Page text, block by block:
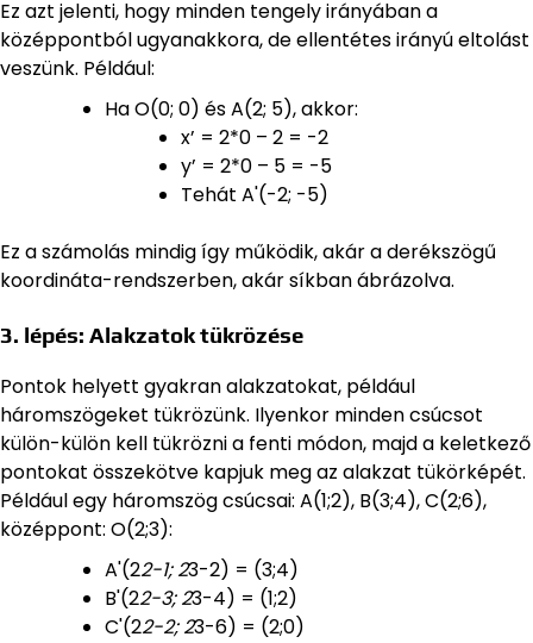
Ez azt jelenti, hogy minden tengely irányában a
középpontból ugyanakkora, de ellentétes irányú eltolást
veszünk. Például:
Ha O(0; 0) és A(2; 5), akkor:
x’ = 2*0 – 2 = -2
y’ = 2*0 – 5 = -5
Tehát A'(-2; -5)
Ez a számolás mindig így működik, akár a derékszögű
koordináta-rendszerben, akár síkban ábrázolva.
3. lépés: Alakzatok tükrözése
Pontok helyett gyakran alakzatokat, például
háromszögeket tükrözünk. Ilyenkor minden csúcsot
külön-külön kell tükrözni a fenti módon, majd a keletkező
pontokat összekötve kapjuk meg az alakzat tükörképét.
Például egy háromszög csúcsai: A(1;2), B(3;4), C(2;6),
középpont: O(2;3):
A'(22-1; 23-2) = (3;4)
B'(22-3; 23-4) = (1;2)
C'(22-2; 23-6) = (2;0)